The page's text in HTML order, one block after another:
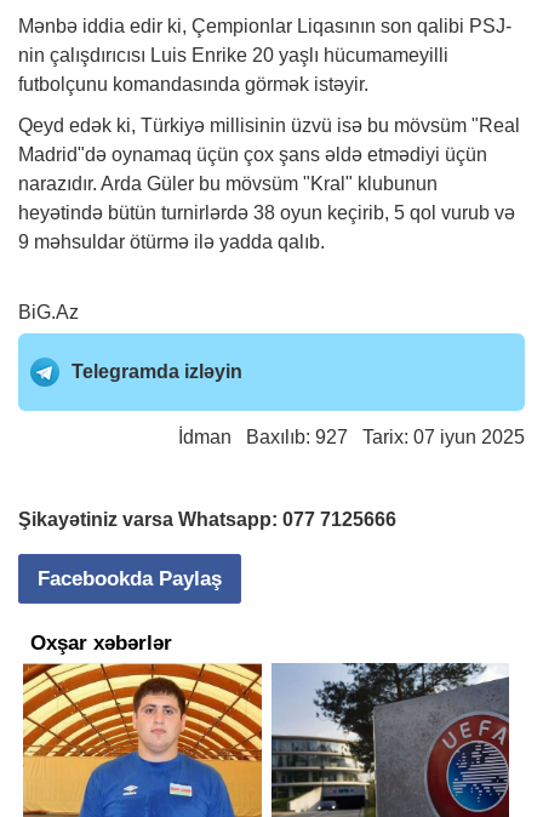
Mənbə iddia edir ki, Çempionlar Liqasının son qalibi PSJ-
nin çalışdırıcısı Luis Enrike 20 yaşlı hücumameyilli
futbolçunu komandasında görmək istəyir.
Qeyd edək ki, Türkiyə millisinin üzvü isə bu mövsüm "Real
Madrid"də oynamaq üçün çox şans əldə etmədiyi üçün
narazıdır. Arda Güler bu mövsüm "Kral" klubunun
heyətində bütün turnirlərdə 38 oyun keçirib, 5 qol vurub və
9 məhsuldar ötürmə ilə yadda qalıb.
BiG.Az
Telegramda izləyin
İdman Baxılıb: 927 Tarix: 07 iyun 2025
Şikayətiniz varsa Whatsapp: 077 7125666
Facebookda Paylaş
Oxşar xəbərlər